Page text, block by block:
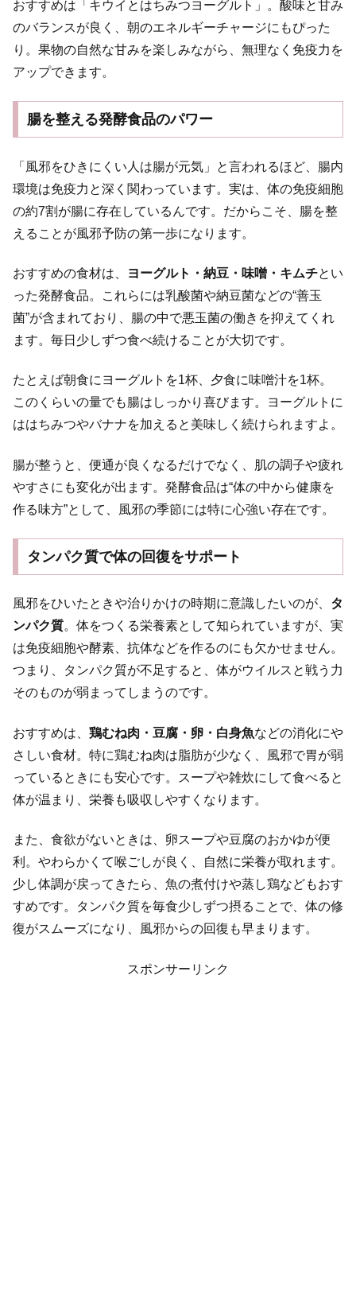
おすすめは「キウイとはちみつヨーグルト」。酸味と甘み
のバランスが良く、朝のエネルギーチャージにもぴった
り。果物の自然な甘みを楽しみながら、無理なく免疫力を
アップできます。
腸を整える発酵食品のパワー
「風邪をひきにくい人は腸が元気」と言われるほど、腸内
環境は免疫力と深く関わっています。実は、体の免疫細胞
の約7割が腸に存在しているんです。だからこそ、腸を整
えることが風邪予防の第一歩になります。
おすすめの食材は、 ヨーグルト・納豆・味噌・キムチとい
った発酵食品。これらには乳酸菌や納豆菌などの“善玉
菌”が含まれており、腸の中で悪玉菌の働きを抑えてくれ
ます。毎日少しずつ食べ続けることが大切です。
たとえば朝食にヨーグルトを1杯、夕食に味噌汁を1杯。
このくらいの量でも腸はしっかり喜びます。ヨーグルトに
ははちみつやバナナを加えると美味しく続けられますよ。
腸が整うと、便通が良くなるだけでなく、肌の調子や疲れ
やすさにも変化が出ます。発酵食品は“体の中から健康を
作る味方”として、風邪の季節には特に心強い存在です。
タンパク質で体の回復をサポート
風邪をひいたときや治りかけの時期に意識したいのが、 タ
ンパク質。体をつくる栄養素として知られていますが、実
は免疫細胞や酵素、抗体などを作るのにも欠かせません。
つまり、タンパク質が不足すると、体がウイルスと戦う力
そのものが弱まってしまうのです。
おすすめは、 鶏むね肉・豆腐・卵・白身魚などの消化にや
さしい食材。特に鶏むね肉は脂肪が少なく、風邪で胃が弱
っているときにも安心です。スープや雑炊にして食べると
体が温まり、栄養も吸収しやすくなります。
また、食欲がないときは、卵スープや豆腐のおかゆが便
利。やわらかくて喉ごしが良く、自然に栄養が取れます。
少し体調が戻ってきたら、魚の煮付けや蒸し鶏などもおす
すめです。タンパク質を毎食少しずつ摂ることで、体の修
復がスムーズになり、風邪からの回復も早まります。
スポンサーリンク